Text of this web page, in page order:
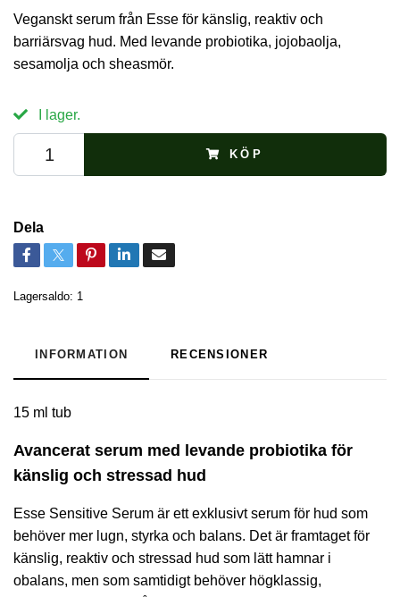
Veganskt serum från Esse för känslig, reaktiv och
barriärsvag hud. Med levande probiotika, jojobaolja,
sesamolja och sheasmör.
I lager.
KÖP
Dela
Lagersaldo: 1
INFORMATION RECENSIONER
15 ml tub
Avancerat serum med levande probiotika för
känslig och stressad hud
Esse Sensitive Serum är ett exklusivt serum för hud som
behöver mer lugn, styrka och balans. Det är framtaget för
känslig, reaktiv och stressad hud som lätt hamnar i
obalans, men som samtidigt behöver högklassig,